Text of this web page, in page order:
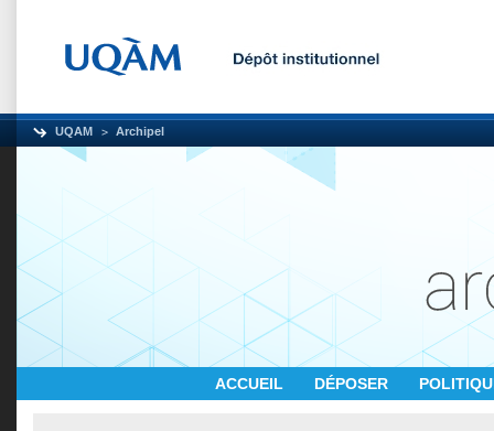
UQAM Archipel
ACCUEIL DÉPOSER